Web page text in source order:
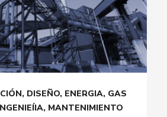
, DISEÑO, ENERGIA, GAS
, MANTENIMIENTO